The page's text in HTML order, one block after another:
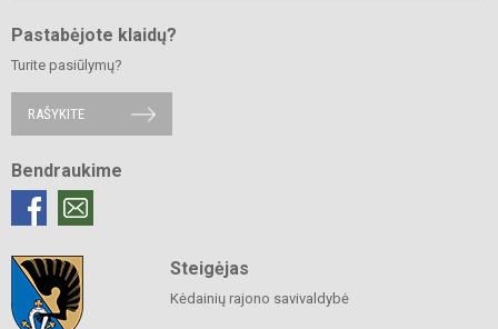
Pastabėjote klaidų?
Turite pasiūlymų?
RAŠYKITE
Bendraukime
Steigėjas
Kėdainių rajono savivaldybė